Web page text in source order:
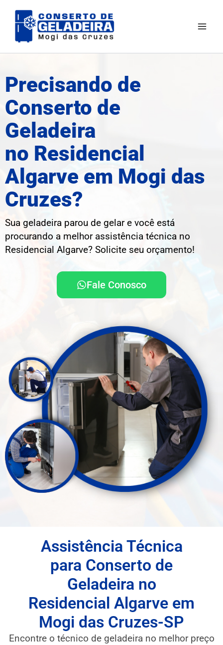
para
Precisando de
Conserto de
Geladeira
no Residencial
Algarve em Mogi das
Cruzes?
Sua geladeira parou de gelar e você está
procurando a melhor assistência técnica no
Residencial Algarve? Solicite seu orçamento!
Fale Conosco
Assistência Técnica
para Conserto de
Geladeira no
Residencial Algarve em
Mogi das Cruzes-SP
Encontre o técnico de geladeira no melhor preço